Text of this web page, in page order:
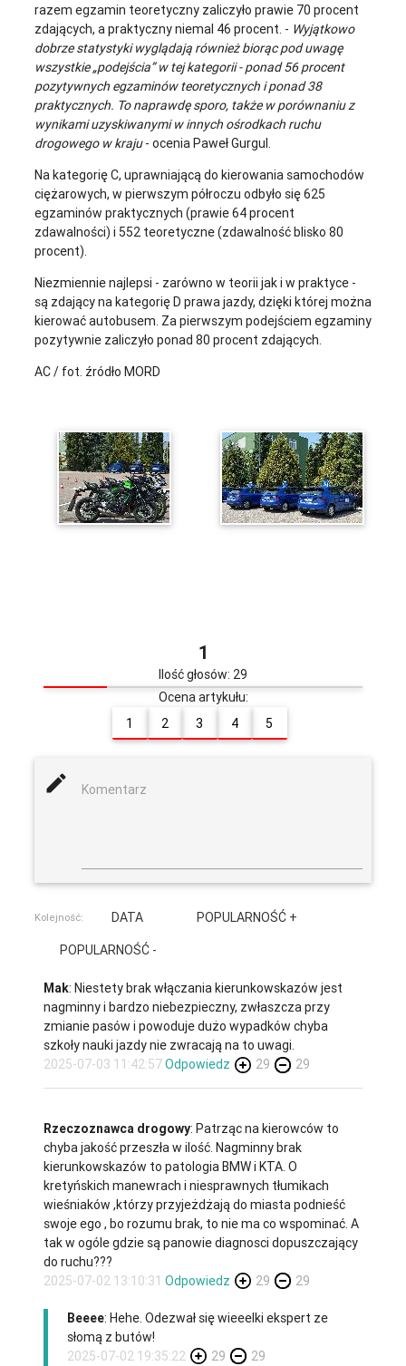
razem egzamin teoretyczny zaliczyło prawie 70 procent
zdających, a praktyczny niemal 46 procent. - Wyjątkowo
dobrze statystyki wyglądają również biorąc pod uwagę
wszystkie „podejścia” w tej kategorii - ponad 56 procent
pozytywnych egzaminów teoretycznych i ponad 38
praktycznych. To naprawdę sporo, także w porównaniu z
wynikami uzyskiwanymi w innych ośrodkach ruchu
drogowego w kraju- ocenia Paweł Gurgul.
Na kategorię C, uprawniającą do kierowania samochodów
ciężarowych, w pierwszym półroczu odbyło się 625
egzaminów praktycznych (prawie 64 procent
zdawalności) i 552 teoretyczne (zdawalność blisko 80
procent).
Niezmiennie najlepsi - zarówno w teorii jak i w praktyce -
są zdający na kategorię D prawa jazdy, dzięki której można
kierować autobusem. Za pierwszym podejściem egzaminy
pozytywnie zaliczyło ponad 80 procent zdających.
AC / fot. źródło MORD
1
Ilość głosów: 29
Ocena artykułu:
1
2 3 4 5
mode_edit Komentarz
Kolejność: DATA
POPULARNOŚĆ +
POPULARNOŚĆ -
Mak: Niestety brak włączania kierunkowskazów jest
nagminny i bardzo niebezpieczny, zwłaszcza przy
zmianie pasów i powoduje dużo wypadków chyba
szkoły nauki jazdy nie zwracają na to uwagi.
2025-07-03 11:42:57Odpowiedz 29 29
Rzeczoznawca drogowy: Patrząc na kierowców to
chyba jakość przeszła w ilość. Nagminny brak
kierunkowskazów to patologia BMW i KTA. O
kretyńskich manewrach i niesprawnych tłumikach
wieśniaków ,którzy przyjeżdżają do miasta podnieść
swoje ego , bo rozumu brak, to nie ma co wspominać. A
tak w ogóle gdzie są panowie diagnosci dopuszczający
do ruchu???
2025-07-02 13:10:31 Odpowiedz 29 29
Beeee: Hehe. Odezwał się wieeelki ekspert ze
słomą z butów!
2025-07-02 19:35:22
29 29